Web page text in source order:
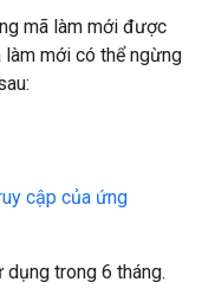
mã làm mới được
mới có thể ngừng
cập của ứng
trong 6 tháng.